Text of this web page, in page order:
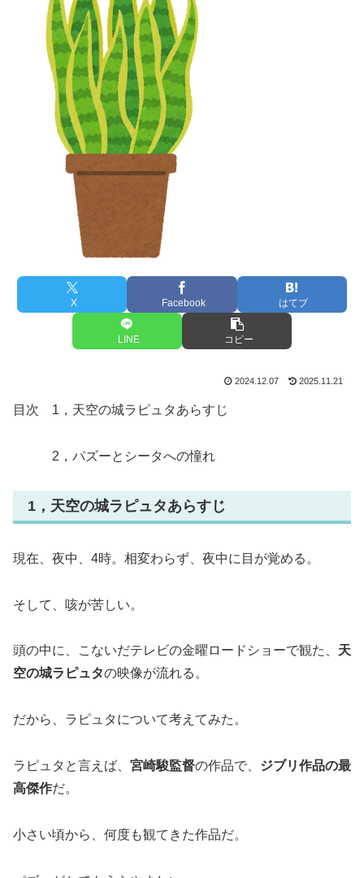
X Facebook はてブ
LINE コピー
2024.12.07 2025.11.21
目次 1，天空の城ラピュタあらすじ
2，パズーとシータへの憧れ
1，天空の城ラピュタあらすじ
現在、夜中、4時。相変わらず、夜中に目が覚める。
そして、咳が苦しい。
頭の中に、こないだテレビの金曜ロードショーで観た、 天
空の城ラピュタの映像が流れる。
だから、ラピュタについて考えてみた。
ラピュタと言えば、 宮崎駿監督の作品で、 ジブリ作品の最
高傑作だ。
小さい頃から、何度も観てきた作品だ。